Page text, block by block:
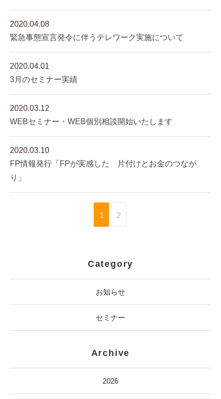
2020.04.08
緊急事態宣言発令に伴うテレワーク実施について
2020.04.01
3月のセミナー実績
2020.03.12
WEBセミナー・WEB個別相談開始いたします
2020.03.10
FP情報発行「FPが実感した 片付けとお金のつなが
り」
1 2
Category
お知らせ
セミナー
Archive
2026